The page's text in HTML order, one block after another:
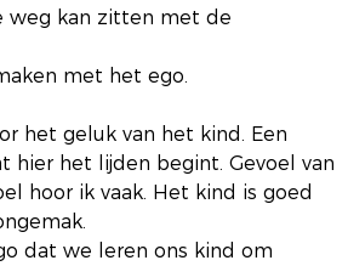
weg kan zitten met de
met het ego.
het geluk van het kind. Een
hier het lijden begint. Gevoel van
hoor ik vaak. Het kind is goed
dat we leren ons kind om